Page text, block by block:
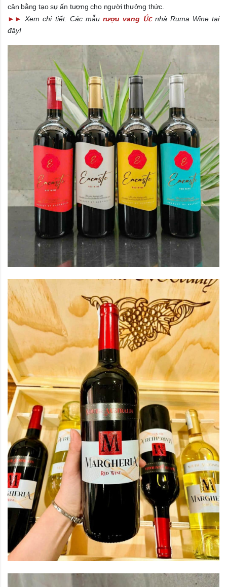
cân bằng tạo sự ấn tượng cho người thưởng thức.
► ► Xem chi tiết: Các mẫu rượu vang Úcnhà Ruma Wine tại
đây!